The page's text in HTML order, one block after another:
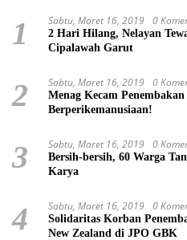
1 Sabtu, Maret 16, 2019 0
2 Hari Hilang, Nelayan
Cipalawah Garut
2 Sabtu, Maret 16, 2019 0
Menag Kecam
Berperikemanusiaan!
3 Sabtu, Maret 16, 2019 0
Bersih-bersih, 60 Warga
Karya
4 Sabtu, Maret 16, 2019 0
Solidaritas Korban
New Zealand di JPO GBK